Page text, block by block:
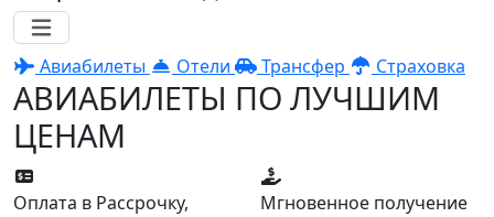
Авиабилеты Отели Трансфер Страховка
АВИАБИЛЕТЫ ПО ЛУЧШИМ
ЦЕНАМ
Оплата в Рассрочку,
Мгновенное получение